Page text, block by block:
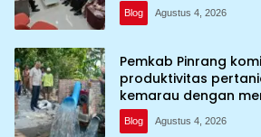
Blog Agustus 4, 2026
Pemkab Pinrang
produktivitas
kemarau dengan
program Irigasi
Blog Agustus 4, 2026